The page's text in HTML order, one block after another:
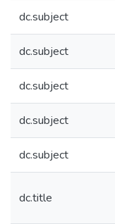
dc.subject
dc.subject
dc.subject
dc.subject
dc.subject
dc.title